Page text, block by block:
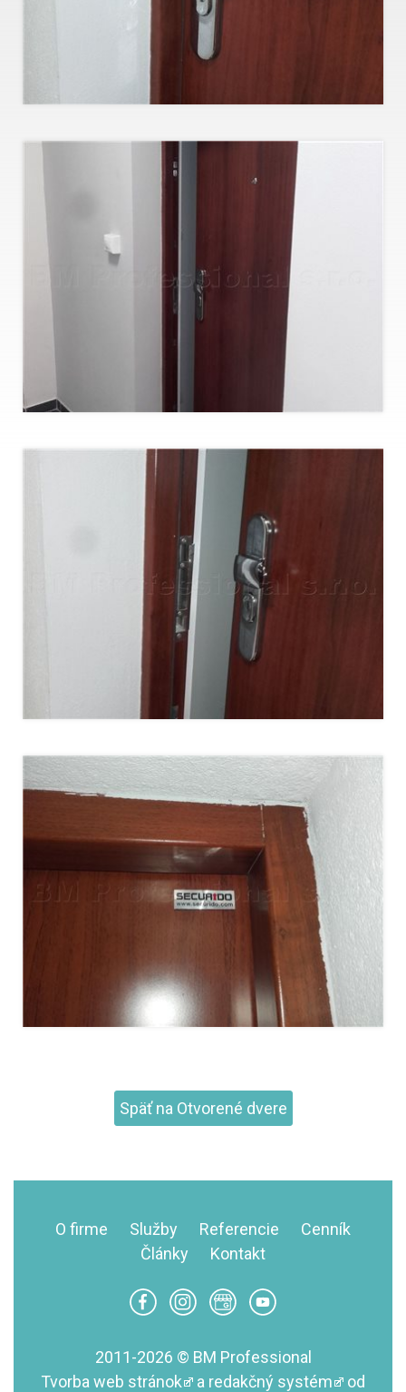
Späť na Otvorené dvere
O firme Služby Referencie
Cenník
Články
Kontakt
2011-2026 © BM Professional
Tvorba web stránok
a redakčný systém od